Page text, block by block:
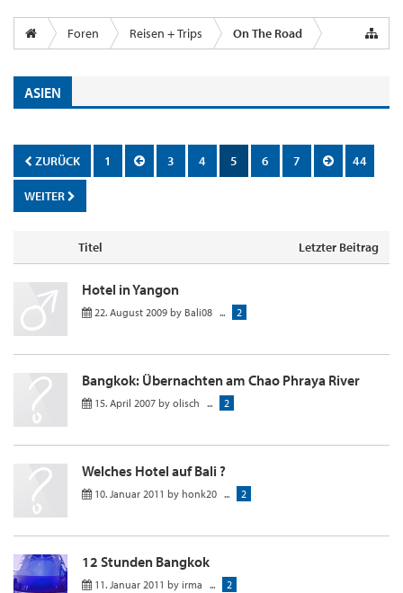
Foren Reisen + Trips On The Road
ASIEN
ZURÜCK 1 3 4 5 6 7 44
WEITER
Titel Letzter Beitrag
Hotel in Yangon
22. August 2009 by Bali08 ... 2
Bangkok: Übernachten am Chao Phraya River
15. April 2007 by olisch ... 2
Welches Hotel auf Bali ?
10. Januar 2011 by honk20 ... 2
12 Stunden Bangkok
11. Januar 2011 by irma ... 2